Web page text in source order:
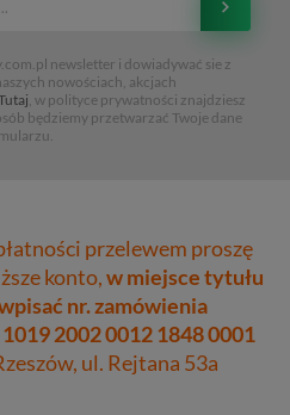
newsletter i dowiadywać sie z
nowościach, akcjach
, w polityce prywatności znajdziesz
będziemy przetwarzać Twoje dane
przelewem proszę
konto,w miejsce tytułu
nr. zamówienia
2002 0012 1848 0001
ul. Rejtana 53a